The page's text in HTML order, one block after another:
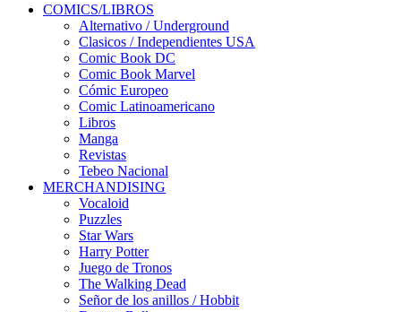
COMICS/LIBROS
Alternativo / Underground
Clasicos / Independientes USA
Comic Book DC
Comic Book Marvel
Cómic Europeo
Comic Latinoamericano
Libros
Manga
Revistas
Tebeo Nacional
MERCHANDISING
Vocaloid
Puzzles
Star Wars
Harry Potter
Juego de Tronos
The Walking Dead
Señor de los anillos / Hobbit